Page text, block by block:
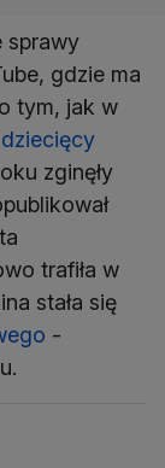
sprawy
gdzie ma
tym, jak w
zginęły
trafiła w
stała się
-